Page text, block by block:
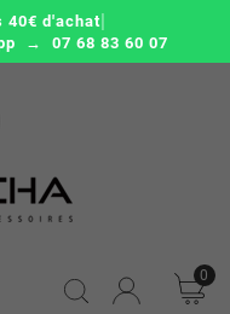
40€ d'achat|
→ 07 68 83 60 07
0